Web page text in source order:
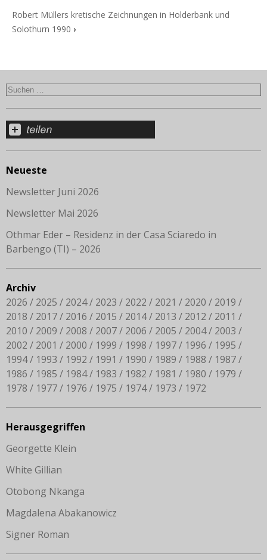
Robert Müllers kretische Zeichnungen in Holderbank und
Solothurn 1990 ›
Neueste
Newsletter Juni 2026
Newsletter Mai 2026
Othmar Eder – Residenz in der Casa Sciaredo in
Barbengo (TI) – 2026
Archiv
2026
2025 2024 2023 2022 2021 2020
2019
2018
2017 2016 2015 2014 2013 2012
2011
2010
2009 2008 2007 2006 2005 2004
2003
2002
2001 2000 1999 1998 1997 1996
1995
1994
1993 1992 1991 1990 1989 1988
1987
1986
1985 1984 1983 1982 1981 1980
1979
1978
1977 1976 1975 1974 1973 1972
Herausgegriffen
Georgette Klein
White Gillian
Otobong Nkanga
Magdalena Abakanowicz
Signer Roman